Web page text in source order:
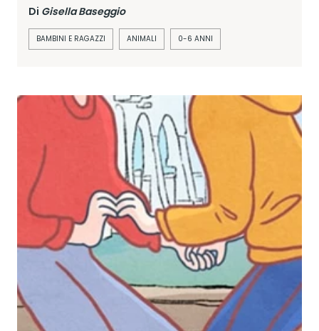
Di Gisella Baseggio
BAMBINI E RAGAZZI ANIMALI 0-6 ANNI